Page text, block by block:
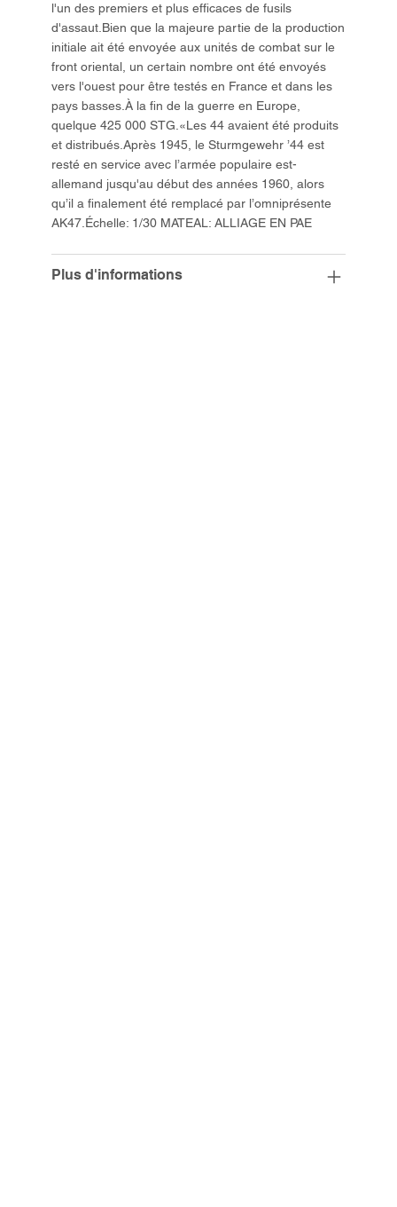
l'un des premiers et plus efficaces de fusils
d'assaut.Bien que la majeure partie de la production
initiale ait été envoyée aux unités de combat sur le
front oriental, un certain nombre ont été envoyés
vers l'ouest pour être testés en France et dans les
pays basses.À la fin de la guerre en Europe,
quelque 425 000 STG.«Les 44 avaient été produits
et distribués.Après 1945, le Sturmgewehr ’44 est
resté en service avec l’armée populaire est-
allemand jusqu'au début des années 1960, alors
qu’il a finalement été remplacé par l’omniprésente
AK47.Échelle: 1/30 MATEAL: ALLIAGE EN PAE
Plus d'informations